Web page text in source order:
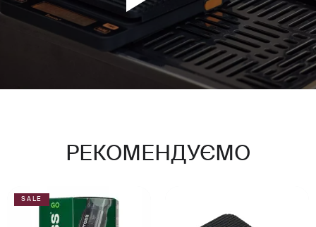
РЕКОМЕНДУЄМО
SALE